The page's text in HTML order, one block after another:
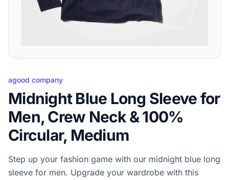
agood company
Midnight Blue Long Sleeve for
Men, Crew Neck & 100%
Circular, Medium
Step up your fashion game with our midnight blue long
sleeve for men. Upgrade your wardrobe with this